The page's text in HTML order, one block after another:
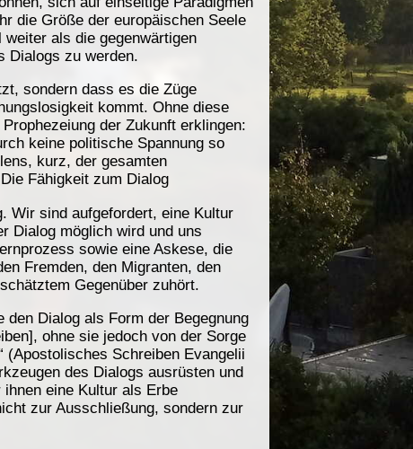
die Größe der europäischen Seele
als die gegenwärtigen
Dialogs zu werden.
sondern dass es die Züge
kommt. Ohne diese
der Zukunft erklingen:
keine politische Spannung so
kurz, der gesamten
Fähigkeit zum Dialog
Wir sind aufgefordert, eine Kultur
Dialog möglich wird und uns
sowie eine Askese, die
Fremden, den Migranten, den
Gegenüber zuhört.
Dialog als Form der Begegnung
ohne sie jedoch von der Sorge
(Apostolisches Schreiben Evangelii
des Dialogs ausrüsten und
ihnen eine Kultur als Erbe
zur Ausschließung, sondern zur